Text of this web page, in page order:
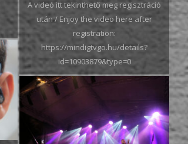
A videó itt tekinthető meg regisztráció
után / Enjoy the video here after
registration:
https://mindigtvgo.hu/details?
id=10903879&type=0